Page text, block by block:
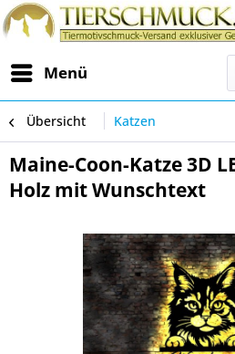
Menü
Übersicht Katzen
Maine-Coon-Katze 3D
Holz mit Wunschtext